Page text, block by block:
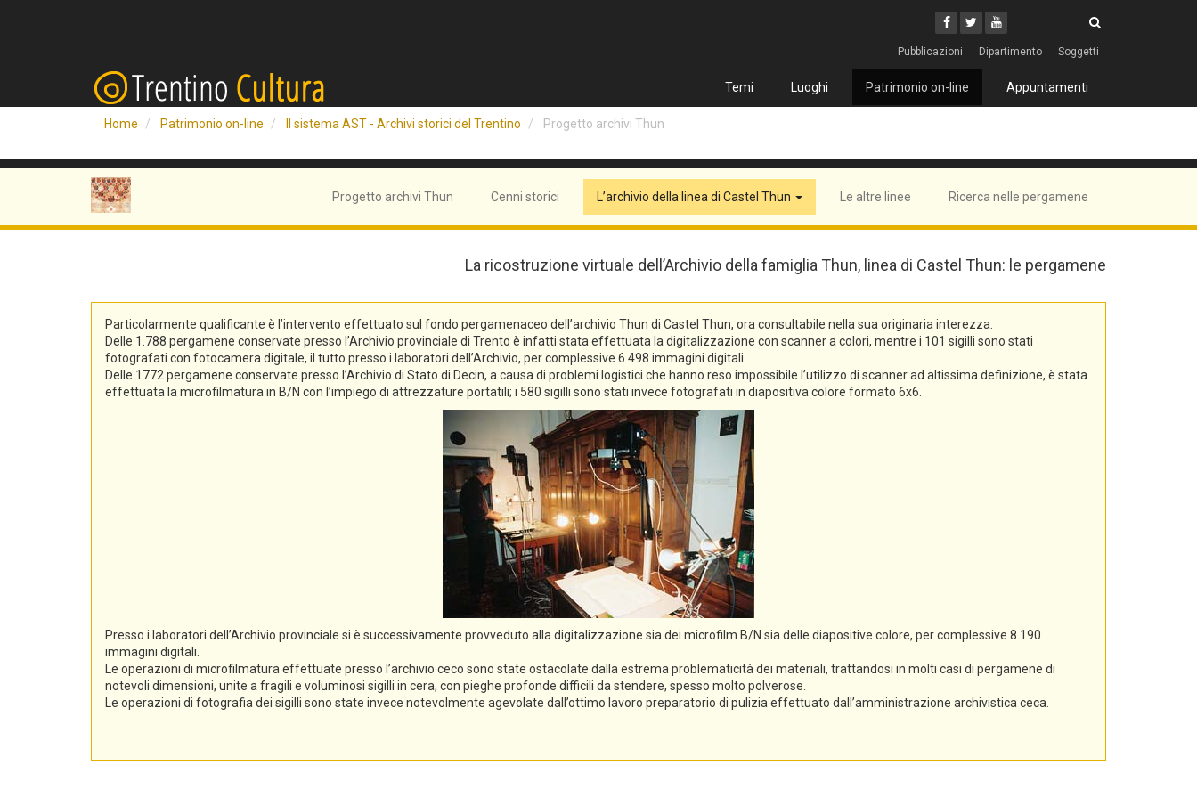
Facebook
Twitter
Youtube
Pubblicazioni Dipartimento Soggetti
Temi Luoghi Patrimonio on-line Appuntamenti
Home Patrimonio on-line Il sistema AST - Archivi storici del Trentino Progetto archivi Thun
Progetto archivi Thun Cenni storici L’archivio della linea di Castel Thun Le altre linee Ricerca nelle pergamene
La ricostruzione virtuale dell’Archivio della famiglia Thun, linea di Castel Thun: le pergamene
Particolarmente qualificante è l’intervento effettuato sul fondo pergamenaceo dell’archivio Thun di Castel Thun, ora consultabile nella sua originaria interezza.
Delle 1.788 pergamene conservate presso l’Archivio provinciale di Trento è infatti stata effettuata la digitalizzazione con scanner a colori, mentre i 101 sigilli sono stati
fotografati con fotocamera digitale, il tutto presso i laboratori dell’Archivio, per complessive 6.498 immagini digitali.
Delle 1772 pergamene conservate presso l’Archivio di Stato di Decin, a causa di problemi logistici che hanno reso impossibile l’utilizzo di scanner ad altissima definizione, è stata
effettuata la microfilmatura in B/N con l’impiego di attrezzature portatili; i 580 sigilli sono stati invece fotografati in diapositiva colore formato 6x6.
Presso i laboratori dell’Archivio provinciale si è successivamente provveduto alla digitalizzazione sia dei microfilm B/N sia delle diapositive colore, per complessive 8.190
immagini digitali.
Le operazioni di microfilmatura effettuate presso l’archivio ceco sono state ostacolate dalla estrema problematicità dei materiali, trattandosi in molti casi di pergamene di
notevoli dimensioni, unite a fragili e voluminosi sigilli in cera, con pieghe profonde difficili da stendere, spesso molto polverose.
Le operazioni di fotografia dei sigilli sono state invece notevolmente agevolate dall’ottimo lavoro preparatorio di pulizia effettuato dall’amministrazione archivistica ceca.